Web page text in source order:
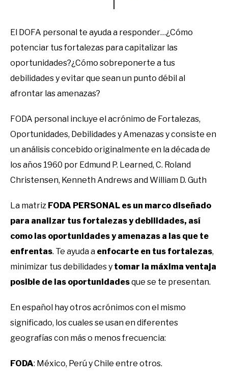
El DOFA personal te ayuda a responder…¿Cómo
potenciar tus fortalezas para capitalizar las
oportunidades?¿Cómo sobreponerte a tus
debilidades y evitar que sean un punto débil al
afrontar las amenazas?
FODA personal incluye el acrónimo de Fortalezas,
Oportunidades, Debilidades y Amenazas y consiste en
un análisis concebido originalmente en la década de
los años 1960 por Edmund P. Learned, C. Roland
Christensen, Kenneth Andrews and William D. Guth
La matriz FODA PERSONAL es un marco diseñado
para analizar tus fortalezas y debilidades, así
como las oportunidades y amenazas a las que te
enfrentas. Te ayuda a enfocarte en tus fortalezas,
minimizar tus debilidades y tomar la máxima ventaja
posible de las oportunidadesque se te presentan.
En español hay otros acrónimos con el mismo
significado, los cuales se usan en diferentes
geografías con más o menos frecuencia:
FODA: México, Perú y Chile entre otros.